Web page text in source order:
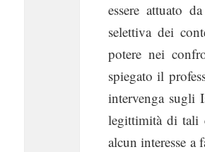
essere attuato
selettiva dei
potere nei
spiegato il
intervenga sugli
legittimità di tali
alcun interesse a